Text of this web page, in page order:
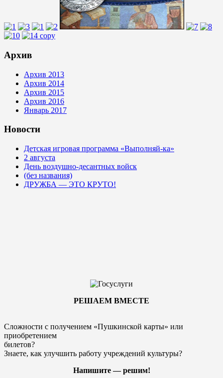
Архив
Архив 2013
Архив 2014
Архив 2015
Архив 2016
Январь 2017
Новости
Детская игровая программа «Выполняй-ка»
2 августа
День воздушно-десантных войск
(без названия)
ДРУЖБА — ЭТО КРУТО!
РЕШАЕМ ВМЕСТЕ
Сложности с получением «Пушкинской карты» или
приобретением
билетов?
Знаете, как улучшить работу учреждений культуры?
Напишите — решим!